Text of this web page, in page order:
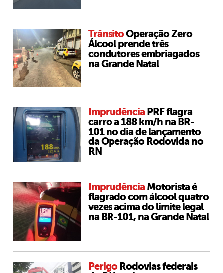
TrânsitoOperação Zero
Álcool prende três
condutores embriagados
na Grande Natal
Imprudência PRF flagra
carro a 188 km/h na BR-
101 no dia de lançamento
da Operação Rodovida no
RN
Imprudência Motorista é
flagrado com álcool quatro
vezes acima do limite legal
na BR-101, na Grande Natal
Perigo Rodovias federais